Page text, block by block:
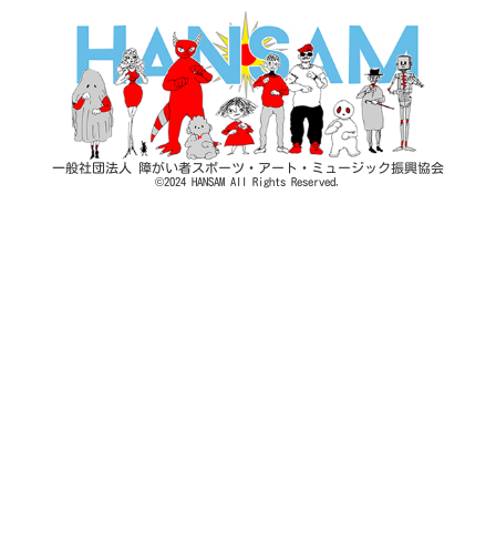
お知らせ
カート
団体概要
特定商取引法に基づく表示
プライバシーポリシー
一般社団法人 障がい者スポーツ・アート・ミュージック振興協会
©2024 HANSAM All Rights Reserved.